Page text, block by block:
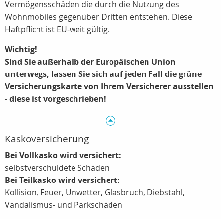
Vermögensschäden die durch die Nutzung des
Wohnmobiles gegenüber Dritten entstehen. Diese
Haftpflicht ist EU-weit gültig.
Wichtig!
Sind Sie außerhalb der Europäischen Union
unterwegs, lassen Sie sich auf jeden Fall die grüne
Versicherungskarte von Ihrem Versicherer ausstellen
- diese ist vorgeschrieben!
Kaskoversicherung
Bei Vollkasko wird versichert:
selbstverschuldete Schäden
Bei Teilkasko wird versichert:
Kollision, Feuer, Unwetter, Glasbruch, Diebstahl,
Vandalismus- und Parkschäden